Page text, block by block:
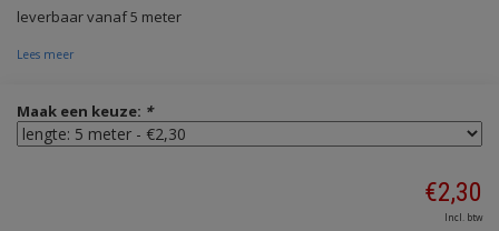
leverbaar vanaf 5 meter
Lees meer
Maak een keuze: *
€2,30
Incl. btw